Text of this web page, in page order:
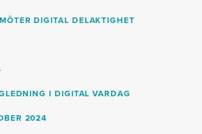
DIGITAL DELAKTIGHET
I DIGITAL VARDAG
2024